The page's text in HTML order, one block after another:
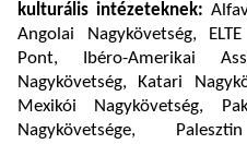
kulturális intézeteknek:
Angolai Nagykövetség,
Pont, Ibéro-Amerikai
Nagykövetség, Katari
Mexikói Nagykövetség,
Nagykövetsége,